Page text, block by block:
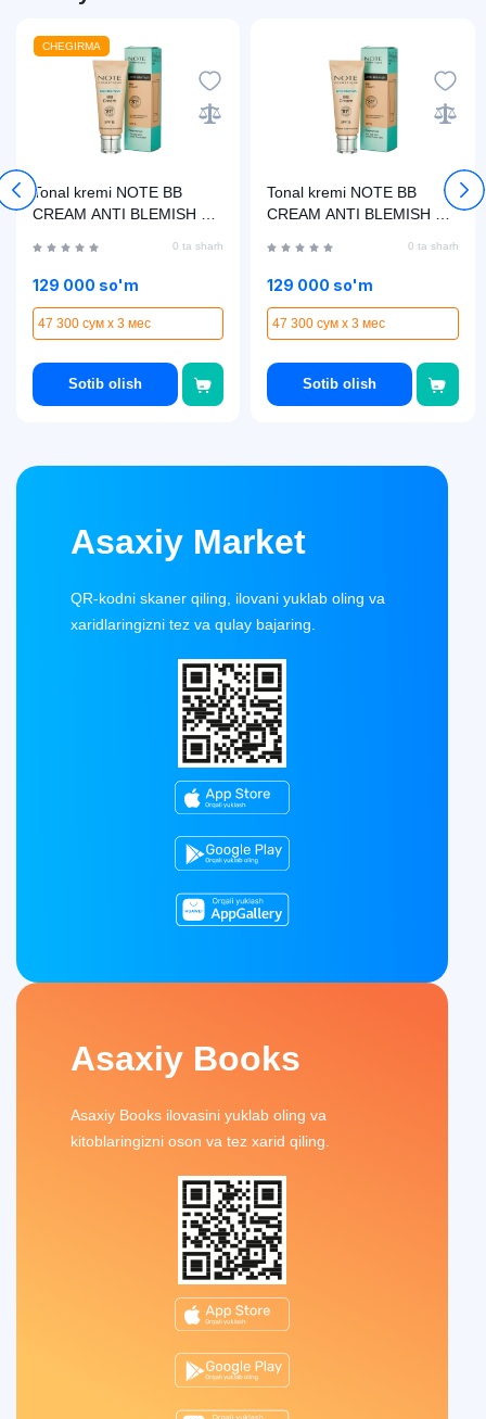
CHEGIRMA
Tonal kremi NOTE BB
CREAM ANTI BLEMISH 03
0 ta sharh
129 000 so'm
47 300 сум x 3 мес
Sotib olish
Tonal kremi NOTE BB
CREAM ANTI BLEMISH 02
0 ta sharh
129 000 so'm
47 300 сум x 3 мес
Sotib olish
Asaxiy Market
QR-kodni skaner qiling, ilovani yuklab oling va
xaridlaringizni tez va qulay bajaring.
Asaxiy Books
Asaxiy Books ilovasini yuklab oling va
kitoblaringizni oson va tez xarid qiling.